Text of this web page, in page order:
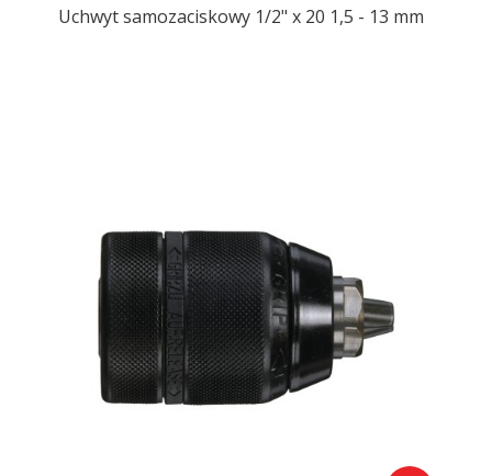
Uchwyt samozaciskowy 1/2" x 20 1,5 - 13 mm